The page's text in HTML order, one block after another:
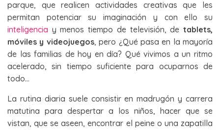
parque, que realicen actividades creativas que les
permitan potenciar su imaginación y con ello su
inteligencia y menos tiempo de televisión, de tablets,
móviles y videojuegos, pero ¿Qué pasa en la mayoría
de las familias de hoy en día? Qué vivimos a un ritmo
acelerado, sin tiempo suficiente para ocuparnos de
todo…
La rutina diaria suele consistir en madrugón y carrera
matutina para despertar a los niños, hacer que se
vistan, que se aseen, encontrar el peine o una zapatilla